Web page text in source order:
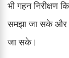
भी गहन निरीक्षण
समझा जा सके और
जा सके।